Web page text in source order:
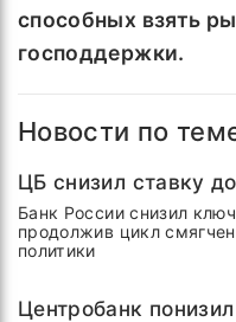
способных взять
господдержки.
Новости по
ЦБ снизил ставку
Банк России снизил
продолжив цикл
политики
Центробанк